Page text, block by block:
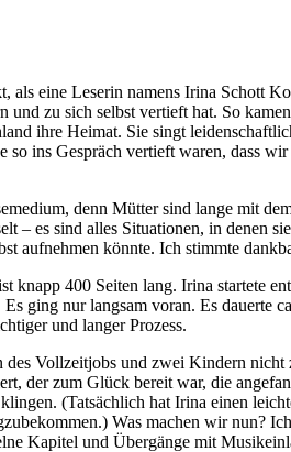
eine Leserin namens Irina Schott
zu sich selbst vertieft hat. So
ihre Heimat. Sie singt
ins Gespräch vertieft waren, dass
denn Mütter sind lange mit
– es sind alles Situationen, in denen
aufnehmen könnte. Ich stimmte
400 Seiten lang. Irina startete
ging nur langsam voran. Es dauerte
und langer Prozess.
Vollzeitjobs und zwei Kindern
zum Glück bereit war, die
(Tatsächlich hat Irina einen
Was machen wir nun?
Kapitel und Übergänge mit